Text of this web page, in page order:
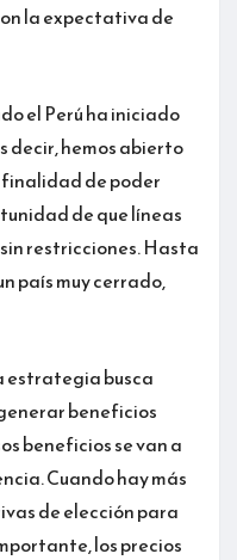
la expectativa de
el Perú ha iniciado
decir, hemos abierto
finalidad de poder
de que líneas
restricciones. Hasta
país muy cerrado,
estrategia busca
beneficios
beneficios se van a
Cuando hay más
de elección para
los precios